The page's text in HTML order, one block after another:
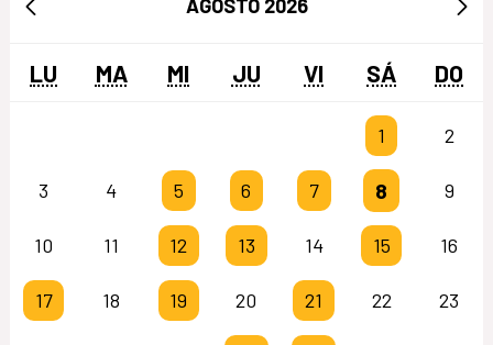
AGOSTO 2026
LU MA MI JU VI SÁ DO
1 2
3 4 5 6 7 8 9
10 11 12 13 14 15 16
17 18 19 20 21 22 23